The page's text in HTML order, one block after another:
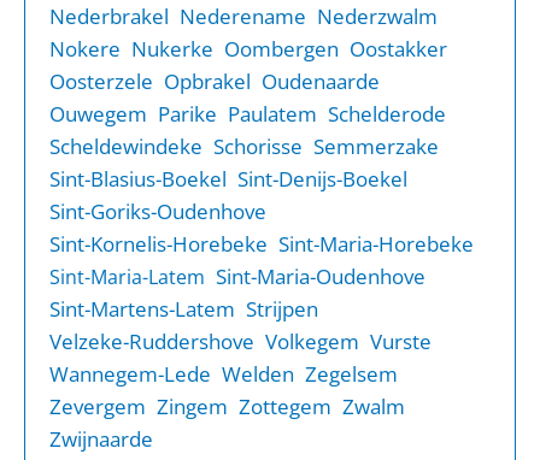
Nederbrakel Nederename Nederzwalm
Nokere Nukerke Oombergen Oostakker
Oosterzele Opbrakel Oudenaarde
Ouwegem Parike Paulatem Schelderode
Scheldewindeke Schorisse Semmerzake
Sint-Blasius-Boekel Sint-Denijs-Boekel
Sint-Goriks-Oudenhove
Sint-Kornelis-Horebeke Sint-Maria-Horebeke
Sint-Maria-Latem Sint-Maria-Oudenhove
Sint-Martens-Latem Strijpen
Velzeke-Ruddershove Volkegem Vurste
Wannegem-Lede Welden Zegelsem
Zevergem Zingem Zottegem Zwalm
Zwijnaarde